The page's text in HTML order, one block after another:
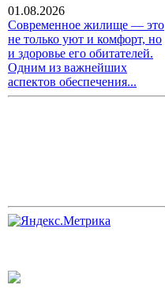
01.08.2026
Современное жилище — это
не только уют и комфорт, но
и здоровье его обитателей.
Одним из важнейших
аспектов обеспечения...